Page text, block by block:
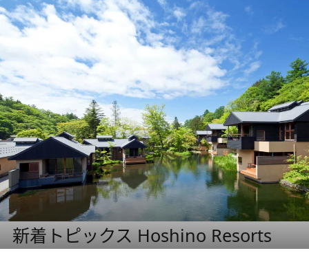
新着トピックス Hoshino Resorts